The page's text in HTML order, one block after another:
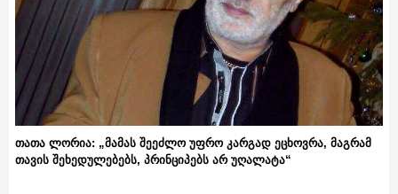
თათა ლორია: „მამას შეეძლო უფრო კარგად ეცხოვრა, მაგრამ
თავის შეხედულებებს, პრინციპებს არ უღალატა“